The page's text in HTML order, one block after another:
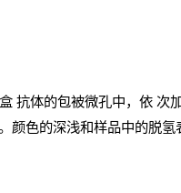
抗体的包被微孔中，依 次
颜色的深浅和样品中的脱